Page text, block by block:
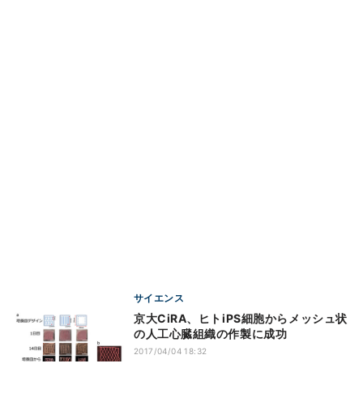
サイエンス
京大CiRA、ヒトiPS細胞からメッシュ状
の人工心臓組織の作製に成功
2017/04/04 18:32